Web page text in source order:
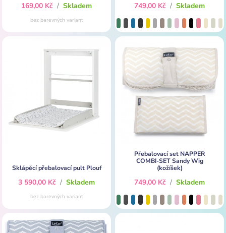
169,00 Kč / Skladem
bez barevných variant
749,00 Kč / Skladem
Sklápěcí přebalovací pult Plouf
3 590,00 Kč / Skladem
bez barevných variant
Přebalovací set NAPPER
COMBI-SET Sandy Wig
(kožíšek)
749,00 Kč / Skladem